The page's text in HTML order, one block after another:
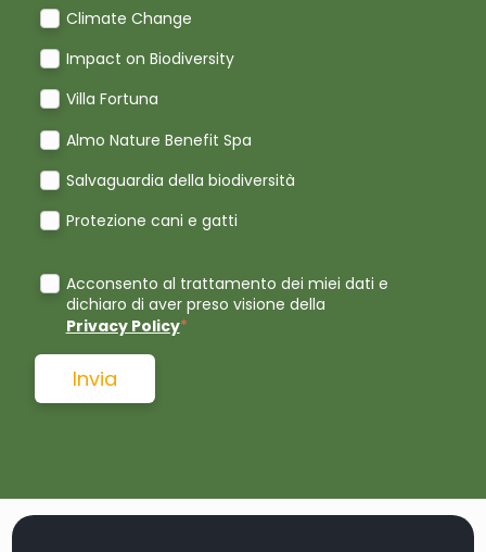
Climate Change
Impact on Biodiversity
Villa Fortuna
Almo Nature Benefit Spa
Salvaguardia della biodiversità
Protezione cani e gatti
Acconsento al trattamento dei miei dati e
dichiaro di aver preso visione della
Privacy Policy*